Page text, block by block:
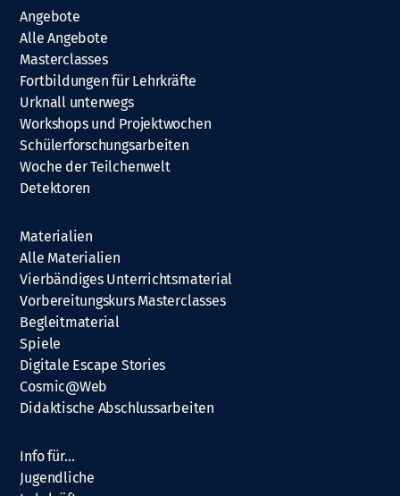
Angebote
Alle Angebote
Masterclasses
Fortbildungen für Lehrkräfte
Urknall unterwegs
Workshops und Projektwochen
Schülerforschungsarbeiten
Woche der Teilchenwelt
Detektoren
Materialien
Alle Materialien
Vierbändiges Unterrichtsmaterial
Vorbereitungskurs Masterclasses
Begleitmaterial
Spiele
Digitale Escape Stories
Cosmic@Web
Didaktische Abschlussarbeiten
Info für…
Jugendliche